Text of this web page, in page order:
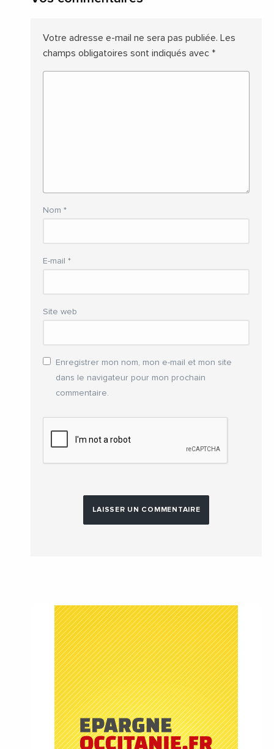
Votre adresse e-mail ne sera pas publiée. Les
champs obligatoires sont indiqués avec *
Nom *
E-mail *
Site web
Enregistrer mon nom, mon e-mail et mon site
dans le navigateur pour mon prochain
commentaire.